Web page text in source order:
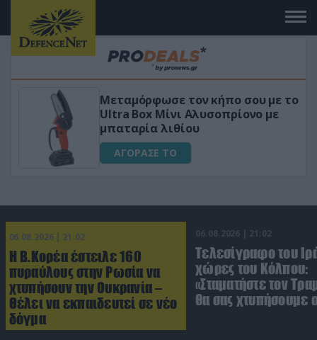
Μεταμόρφωσε τον κήπο σου με το
Ultra Box Μίνι Αλυσοπρίονο με
μπαταρία λιθίου
ΑΓΟΡΑΣΕ ΤΟ
06.08.2026 | 21:02
Η Β.Κορέα έστειλε 160
πυραύλους στην Ρωσία να
χτυπήσουν την Ουκρανία –
Θέλει να εκπαιδευτεί σε νέο
δόγμα
06.08.2026 | 21:02
Τελεσίγραφο του
χώρες του Κόλπου:
«Σταματήστε τον
θα σας χτυπήσουμε